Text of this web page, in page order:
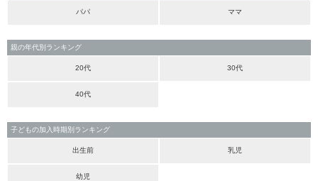
パパ ママ
親の年代別ランキング
20代 30代
40代
子どもの加入時期別ランキング
出生前 乳児
幼児